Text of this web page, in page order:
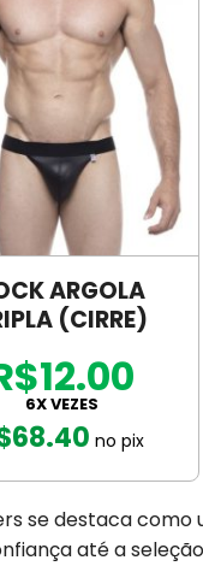
ARGOLA
(CIRRE)
68.40 no pix
6X VEZES
se destaca
até a